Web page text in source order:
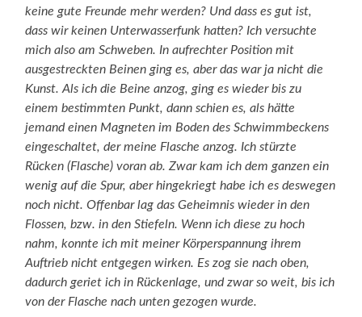
keine gute Freunde mehr werden? Und dass es gut ist,
dass wir keinen Unterwasserfunk hatten? Ich versuchte
mich also am Schweben. In aufrechter Position mit
ausgestreckten Beinen ging es, aber das war ja nicht die
Kunst. Als ich die Beine anzog, ging es wieder bis zu
einem bestimmten Punkt, dann schien es, als hätte
jemand einen Magneten im Boden des Schwimmbeckens
eingeschaltet, der meine Flasche anzog. Ich stürzte
Rücken (Flasche) voran ab. Zwar kam ich dem ganzen ein
wenig auf die Spur, aber hingekriegt habe ich es deswegen
noch nicht. Offenbar lag das Geheimnis wieder in den
Flossen, bzw. in den Stiefeln. Wenn ich diese zu hoch
nahm, konnte ich mit meiner Körperspannung ihrem
Auftrieb nicht entgegen wirken. Es zog sie nach oben,
dadurch geriet ich in Rückenlage, und zwar so weit, bis ich
von der Flasche nach unten gezogen wurde.